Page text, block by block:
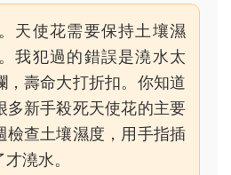
天使花需要保持土壤濕
我犯過的錯誤是澆水太
，壽命大打折扣。你知道
多新手殺死天使花的主要
檢查土壤濕度，用手指插
澆水。